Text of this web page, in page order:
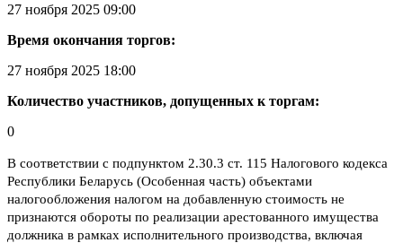
27 ноября 2025 09:00
Время окончания торгов:
27 ноября 2025 18:00
Количество участников, допущенных к торгам:
0
В соответствии с подпунктом 2.30.3 ст. 115 Налогового кодекса
Республики Беларусь (Особенная часть) объектами
налогообложения налогом на добавленную стоимость не
признаются обороты по реализации арестованного имущества
должника в рамках исполнительного производства, включая